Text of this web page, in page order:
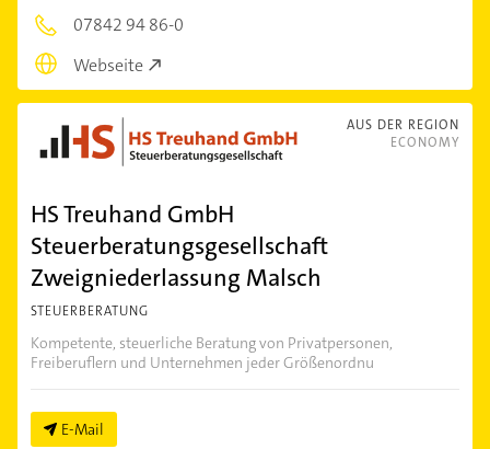
07842 94 86-0
Webseite
AUS DER REGION
ECONOMY
HS Treuhand GmbH
Steuerberatungsgesellschaft
Zweigniederlassung Malsch
STEUERBERATUNG
Kompetente, steuerliche Beratung von Privatpersonen,
Freiberuflern und Unternehmen jeder Größenordnu
E-Mail